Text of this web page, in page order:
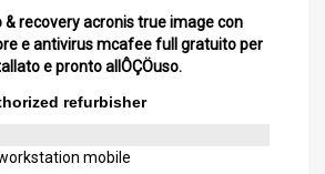
recovery acronis true image con
e antivirus mcafee full gratuito per
e pronto allÔÇÖuso.
mobile